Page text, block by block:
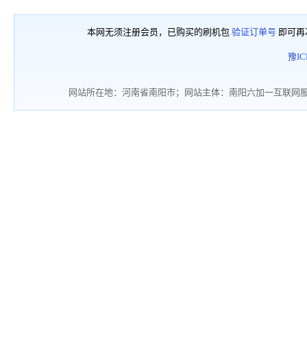
本网无须注册会员，已购买的刷机包 验证订单号 即可
豫
网站所在地：河南省南阳市；网站主体：南阳六加一互联